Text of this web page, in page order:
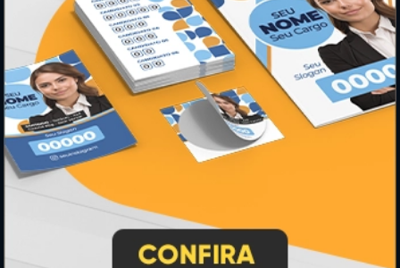
Lista de Balcões
Lista de Preços
Mapa do Site
Sobre Nós
Termos de Uso
Relatório de Transparência e Igualdade
Salarial
INSTRUÇÕES